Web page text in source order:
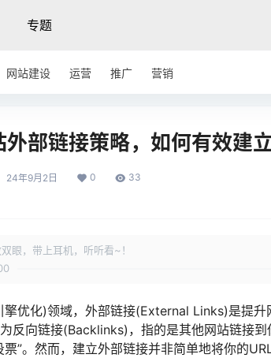
专题
网站建设 运营 推广 营销
外部链接策略，如何有效建
24年9月2日 0 33
眼，带上耳机，听听看~！
擎优化)领域，外部链接(External Links)是提
反向链接(Backlinks)，指的是其他网站链接
票”。然而，建立外部链接并非简单地将你的